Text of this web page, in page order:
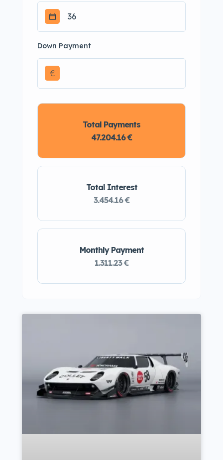
Down Payment
€
Monthly Payment
1.311.23 €
Total Interest
3.454.16 €
Total Payments
47.204.16 €